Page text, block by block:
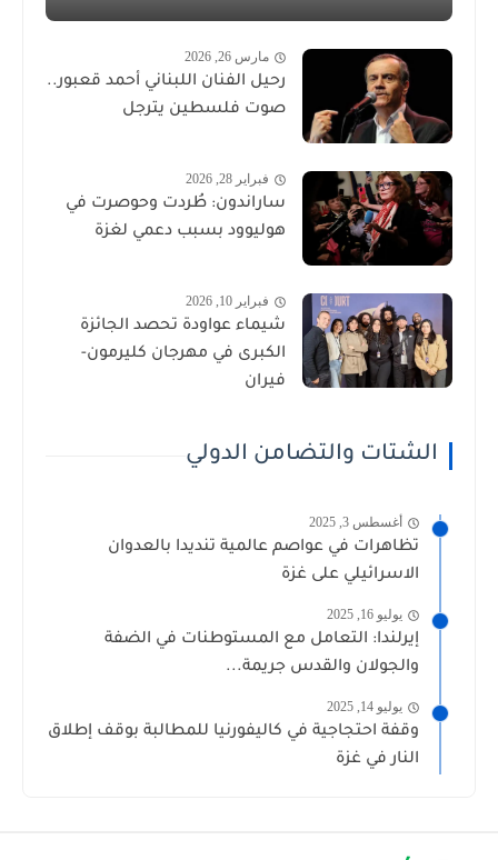
مارس 26, 2026
رحيل الفنان اللبناني أحمد قعبور..
صوت فلسطين يترجل
فبراير 28, 2026
ساراندون: طُردت وحوصرت في
هوليوود بسبب دعمي لغزة
فبراير 10, 2026
شيماء عواودة تحصد الجائزة
الكبرى في مهرجان كليرمون-
فيران
الشتات والتضامن الدولي
أغسطس 3, 2025
تظاهرات في عواصم عالمية تنديدا بالعدوان
الاسرائيلي على غزة
يوليو 16, 2025
إيرلندا: التعامل مع المستوطنات في الضفة
والجولان والقدس جريمة...
يوليو 14, 2025
وقفة احتجاجية في كاليفورنيا للمطالبة بوقف إطلاق
النار في غزة